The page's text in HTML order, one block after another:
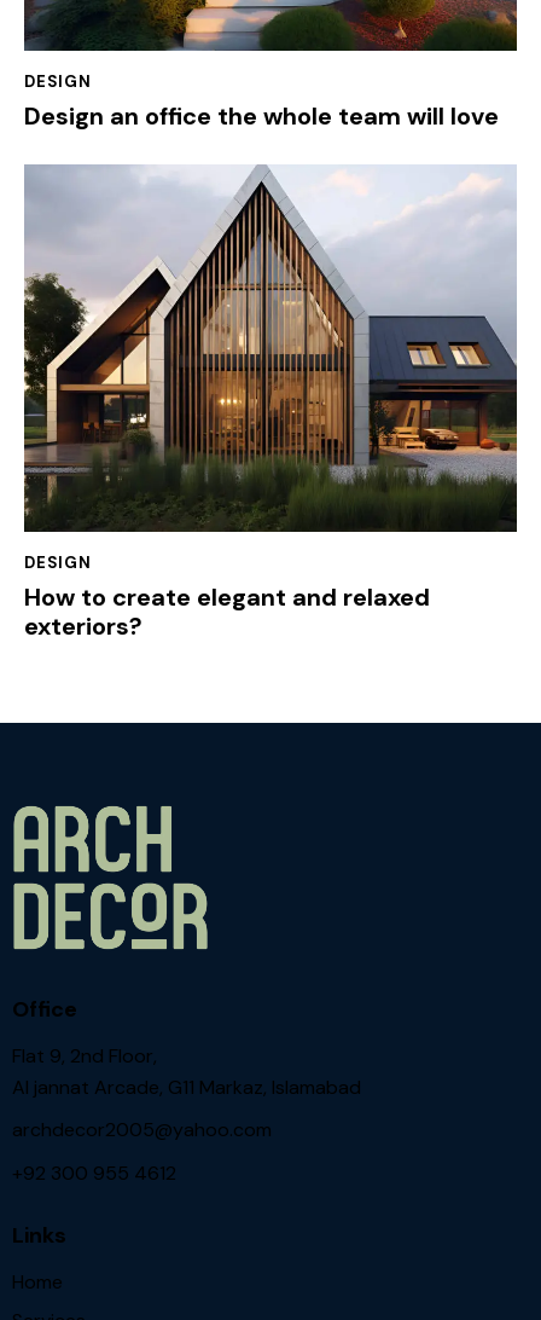
DESIGN
Design an office the whole team will love
DESIGN
How to create elegant and relaxed
exteriors?
Office
Flat 9, 2nd Floor,
Al jannat Arcade, G11 Markaz, Islamabad
archdecor2005@yahoo.com
+92 300 955 4612
Links
Home